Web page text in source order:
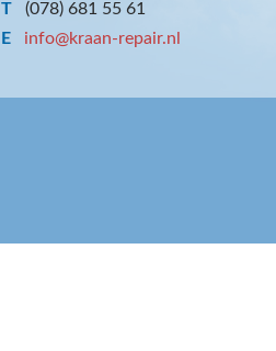
T
(078) 681 55 61
E
info@kraan-repair.nl